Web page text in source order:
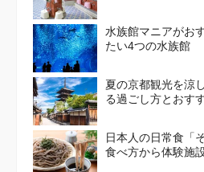
水族館マニアがお
たい4つの水族館
夏の京都観光を涼
る過ごし方とおす
日本人の日常食「
食べ方から体験施